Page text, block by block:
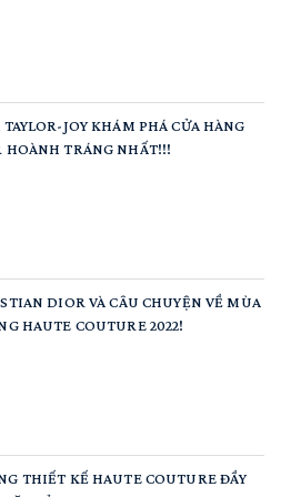
TAYLOR-JOY KHÁM PHÁ CỬA HÀNG
HOÀNH TRÁNG NHẤT!!!
DIOR VÀ CÂU CHUYỆN VỀ MÙA
HAUTE COUTURE 2022!
THIẾT KẾ HAUTE COUTURE ĐẦY